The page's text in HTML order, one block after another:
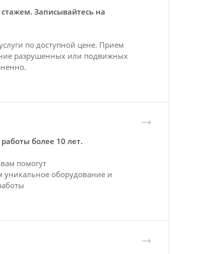
Записывайтесь на
по доступной цене. Прием
разрушенных или подвижных
более 10 лет.
помогут
оборудование и